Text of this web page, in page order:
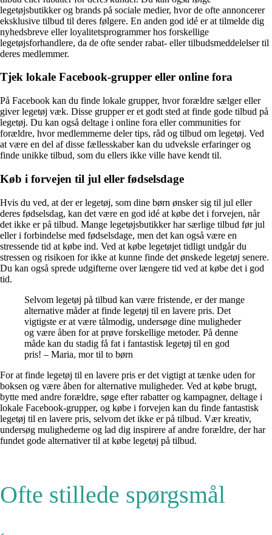
legetøjsbutikker og brands på sociale medier, hvor de ofte annoncerer
eksklusive tilbud til deres følgere. En anden god idé er at tilmelde dig
nyhedsbreve eller loyalitetsprogrammer hos forskellige
legetøjsforhandlere, da de ofte sender rabat- eller tilbudsmeddelelser til
deres medlemmer.
Tjek lokale Facebook-grupper eller online fora
På Facebook kan du finde lokale grupper, hvor forældre sælger eller
giver legetøj væk. Disse grupper er et godt sted at finde gode tilbud på
legetøj. Du kan også deltage i online fora eller communities for
forældre, hvor medlemmerne deler tips, råd og tilbud om legetøj. Ved
at være en del af disse fællesskaber kan du udveksle erfaringer og
finde unikke tilbud, som du ellers ikke ville have kendt til.
Køb i forvejen til jul eller fødselsdage
Hvis du ved, at der er legetøj, som dine børn ønsker sig til jul eller
deres fødselsdag, kan det være en god idé at købe det i forvejen, når
det ikke er på tilbud. Mange legetøjsbutikker har særlige tilbud før jul
eller i forbindelse med fødselsdage, men det kan også være en
stressende tid at købe ind. Ved at købe legetøjet tidligt undgår du
stressen og risikoen for ikke at kunne finde det ønskede legetøj senere.
Du kan også sprede udgifterne over længere tid ved at købe det i god
tid.
Selvom legetøj på tilbud kan være fristende, er der mange
alternative måder at finde legetøj til en lavere pris. Det
vigtigste er at være tålmodig, undersøge dine muligheder
og være åben for at prøve forskellige metoder. På denne
måde kan du stadig få fat i fantastisk legetøj til en god
pris! – Maria, mor til to børn
For at finde legetøj til en lavere pris er det vigtigt at tænke uden for
boksen og være åben for alternative muligheder. Ved at købe brugt,
bytte med andre forældre, søge efter rabatter og kampagner, deltage i
lokale Facebook-grupper, og købe i forvejen kan du finde fantastisk
legetøj til en lavere pris, selvom det ikke er på tilbud. Vær kreativ,
undersøg mulighederne og lad dig inspirere af andre forældre, der har
fundet gode alternativer til at købe legetøj på tilbud.
Ofte stillede spørgsmål